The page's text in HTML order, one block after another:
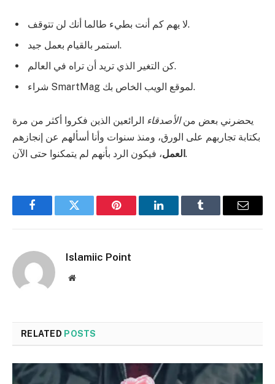
لا يهم كم أنت بطيء طالما أنك لن تتوقف.
استمر بالقيام بعمل جيد.
كن التغير الذي تريد أن تراه في العالم.
شراء SmartMag لموقع الويب الخاص بك.
يحضرني بعض منالأصدقاء الرائعين الذين فكروا أكثر من مرة
بكتابة تجاربهم على الورق، ومنذ سنوات وأنا أسألهم عن إنجازهم
العمل ، فيكون الرد بأنهم لم يتمكنوا حتى الآن.
FacebookTwitter Pinterest LinkedInTumblr Email
Islamiic Point
Website
RELATED POSTS